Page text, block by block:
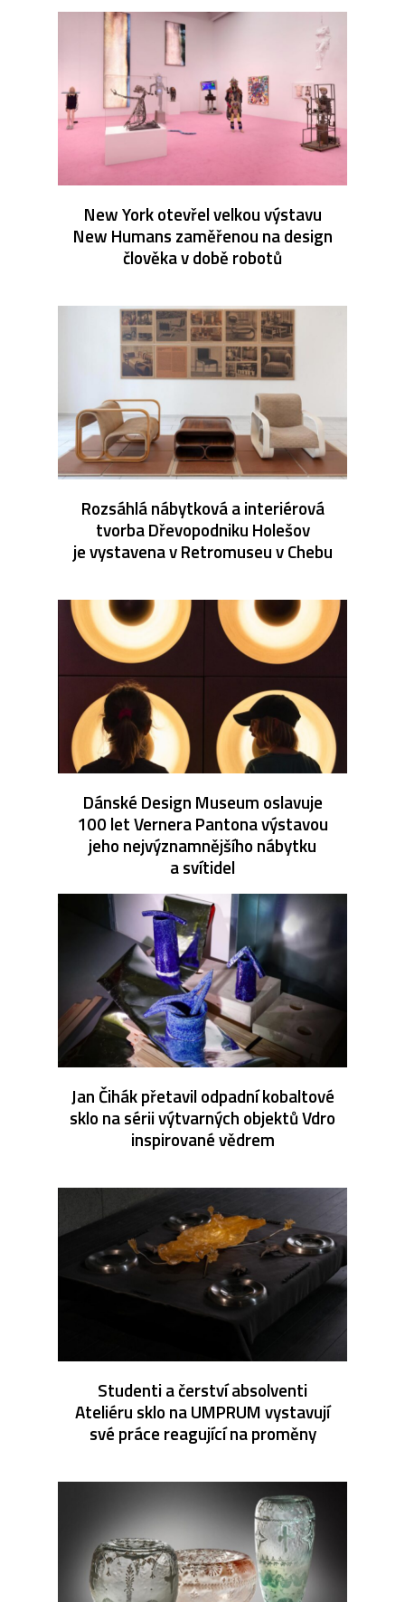
New York otevřel velkou výstavu
New Humans zaměřenou na design
člověka v době robotů
Rozsáhlá nábytková a interiérová
tvorba Dřevopodniku Holešov
je vystavena v Retromuseu v Chebu
Dánské Design Museum oslavuje
100 let Vernera Pantona výstavou
jeho nejvýznamnějšího nábytku
a svítidel
Jan Čihák přetavil odpadní kobaltové
sklo na sérii výtvarných objektů Vdro
inspirované vědrem
Studenti a čerství absolventi
Ateliéru sklo na UMPRUM vystavují
své práce reagující na proměny